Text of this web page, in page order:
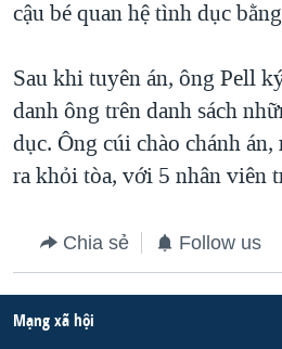
cậu bé quan hệ tình dục
Sau khi tuyên án, ông Pell
danh ông trên danh sách
dục. Ông cúi chào chánh
ra khỏi tòa, với 5 nhân viên
Chia sẻ Follow us
Mạng xã hội